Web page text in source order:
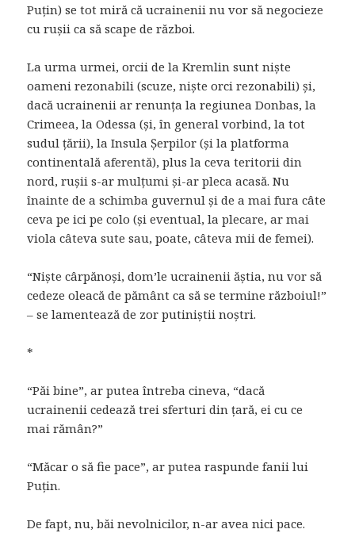
Puțin) se tot miră că ucrainenii nu vor să negocieze
cu rușii ca să scape de război.
La urma urmei, orcii de la Kremlin sunt niște
oameni rezonabili (scuze, niște orci rezonabili) și,
dacă ucrainenii ar renunța la regiunea Donbas, la
Crimeea, la Odessa (și, în general vorbind, la tot
sudul țării), la Insula Șerpilor (și la platforma
continentală aferentă), plus la ceva teritorii din
nord, rușii s-ar mulțumi și-ar pleca acasă. Nu
înainte de a schimba guvernul și de a mai fura câte
ceva pe ici pe colo (și eventual, la plecare, ar mai
viola câteva sute sau, poate, câteva mii de femei).
“Niște cârpănoși, dom’le ucrainenii ăștia, nu vor să
cedeze oleacă de pământ ca să se termine războiul!”
– se lamentează de zor putiniștii noștri.
*
“Păi bine”, ar putea întreba cineva, “dacă
ucrainenii cedează trei sferturi din țară, ei cu ce
mai rămân?”
“Măcar o să fie pace”, ar putea raspunde fanii lui
Puțin.
De fapt, nu, băi nevolnicilor, n-ar avea nici pace.